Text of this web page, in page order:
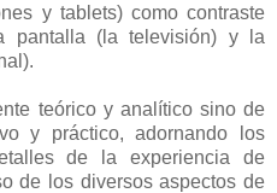
y tablets) como contraste
pantalla (la televisión) y la
teórico y analítico sino de
y práctico, adornando los
de la experiencia de
de los diversos aspectos de